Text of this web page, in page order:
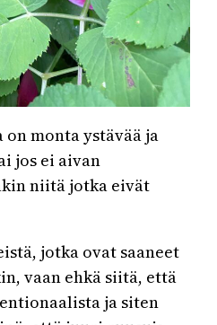
on monta ystävää ja
jos ei aivan
niitä jotka eivät
jotka ovat saaneet
vaan ehkä siitä, että
ja siten